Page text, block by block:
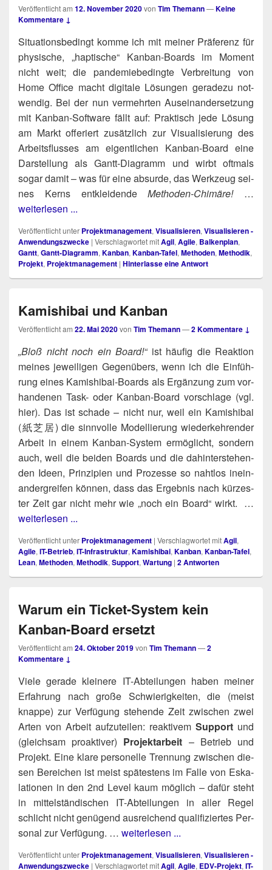
Veröffentlicht am 12. November 2020von Tim Themann—Keine
Kommentare ↓
Situa­ti­ons­be­dingt kom­me ich mit mei­ner Prä­fe­renz für
phy­si­sche, „hap­ti­sche“ Kan­ban-Boards im Moment
nicht weit; die pan­de­mie­be­ding­te Ver­brei­tung von
Home Office macht digi­ta­le Lösun­gen gera­de­zu not­
wen­dig. Bei der nun ver­mehr­ten Aus­ein­an­der­set­zung
mit Kan­ban-Soft­ware fällt auf: Prak­tisch jede Lösung
am Markt offe­riert zusätz­lich zur Visua­li­sie­rung des
Arbeits­flus­ses am eigent­li­chen Kan­ban-Board eine
Dar­stel­lung als Gantt-Dia­gramm und wirbt oft­mals
sogar damit – was für eine absur­de, das Werk­zeug sei­
nes Kerns ent­klei­den­deMetho­den-Chi­mä­re!…
weiterlesen ...
Veröffentlicht unter Projektmanagement, Visualisieren, Visualisieren -
Anwendungszwecke | Verschlagwortet mitAgil, Agile, Balkenplan,
Gantt, Gantt-Diagramm, Kanban, Kanban-Tafel, Methoden, Methodik,
Projekt, Projektmanagement | Hinterlasse eine Antwort
Kamishibai und Kanban
Veröffentlicht am 22. Mai 2020von Tim Themann—2 Kommentare ↓
„Bloß nicht noch ein Board!“ist häu­fig die Reak­ti­on
mei­nes jewei­li­gen Gegen­übers, wenn ich die Ein­füh­
rung eines Kami­shi­bai-Boards als Ergän­zung zum vor­
han­de­nen Task- oder Kan­ban-Board vor­schla­ge (vgl.
hier). Das ist scha­de – nicht nur, weil ein Kami­shi­bai
(紙芝居) die sinn­vol­le Model­lie­rung wie­der­keh­ren­der
Arbeit in einem Kan­ban-Sys­tem ermög­licht, son­dern
auch, weil die bei­den Boards und die dahin­ter­ste­hen­
den Ideen, Prin­zi­pi­en und Pro­zes­se so naht­los inein­
an­der­grei­fen kön­nen, dass das Ergeb­nis nach kür­zes­
ter Zeit gar nicht mehr wie „noch ein Board“ wirkt. …
weiterlesen ...
Veröffentlicht unter Projektmanagement | Verschlagwortet mitAgil,
Agile, IT-Betrieb, IT-Infrastruktur, Kamishibai, Kanban, Kanban-Tafel,
Lean, Methoden, Methodik, Support, Wartung | 2Antworten
Warum ein Ticket-System kein
Kanban-Board ersetzt
Veröffentlicht am 24. Oktober 2019von Tim Themann—2
Kommentare ↓
Vie­le gera­de klei­ne­re IT-Abtei­lun­gen haben mei­ner
Erfah­rung nach gro­ße Schwie­rig­kei­ten, die (meist
knap­pe) zur Ver­fü­gung ste­hen­de Zeit zwi­schen zwei
Arten von Arbeit auf­zu­tei­len: reak­ti­vem Sup­port und
(gleich­sam pro­ak­ti­ver) Pro­jekt­ar­beit – Betrieb und
Pro­jekt. Eine kla­re per­so­nel­le Tren­nung zwi­schen die­
sen Berei­chen ist meist spä­tes­tens im Fal­le von Eska­
la­tio­nen in den 2nd Level kaum mög­lich – dafür steht
in mit­tel­stän­di­schen IT-Abtei­lun­gen in aller Regel
schlicht nicht genü­gend aus­rei­chend qua­li­fi­zier­tes Per­
so­nal zur Ver­fü­gung. … weiterlesen ...
Veröffentlicht unter Projektmanagement, Visualisieren, Visualisieren -
Anwendungszwecke | Verschlagwortet mitAgil, Agile, EDV-Projekt, IT-